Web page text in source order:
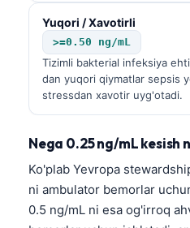
Yuqori / Xavotirli
>=0.50 ng/mL
Tizimli bakterial infeksiya
dan yuqori qiymatlar sepsis
stressdan xavotir uyg'otadi.
Nega 0.25 ng/mL kesish
Ko'plab Yevropa
ni ambulator bemorlar
0.5 ng/mL ni esa og'irroq